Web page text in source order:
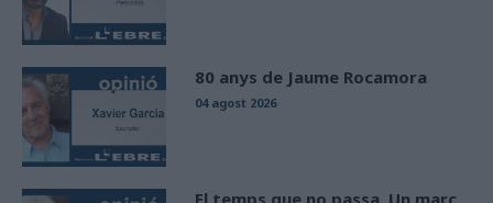
80 anys de Jaume Rocamora
04 agost 2026